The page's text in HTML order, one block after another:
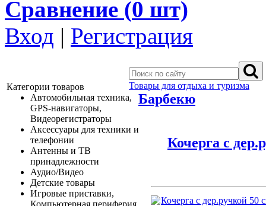
Сравнение (0 шт)
Вход | Регистрация
Категории товаров
Автомобильная техника,
GPS-навигаторы,
Видеорегистраторы
Аксессуары для техники и
телефонии
Антенны и ТВ
принадлежности
Аудио/Видео
Детские товары
Игровые приставки,
Компьютерная периферия,
Товары для отдыха и туризма
Барбекю
Кочерга с